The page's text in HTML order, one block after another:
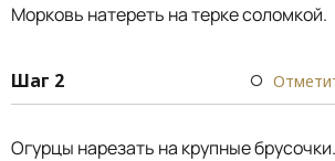
Морковь натереть на терке соломкой.
Шаг 2
Огурцы нарезать на крупные брусочки.